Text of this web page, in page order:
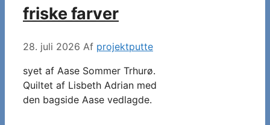
friske farver
28. juli 2026 Af projektputte
syet af Aase Sommer Trhurø.
Quiltet af Lisbeth Adrian med
den bagside Aase vedlagde.